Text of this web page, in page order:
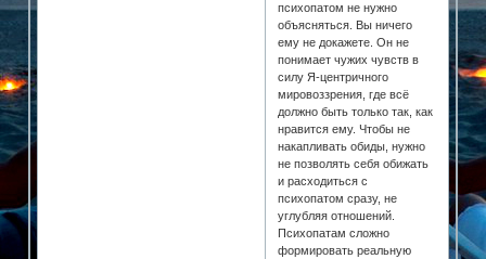
психопатом не нужно
объясняться. Вы ничего
ему не докажете. Он не
понимает чужих чувств в
силу Я-центричного
мировоззрения, где всё
должно быть только так, как
нравится ему. Чтобы не
накапливать обиды, нужно
не позволять себя обижать
и расходиться с
психопатом сразу, не
углубляя отношений.
Психопатам сложно
формировать реальную